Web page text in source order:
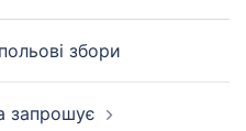
збори
запрошує